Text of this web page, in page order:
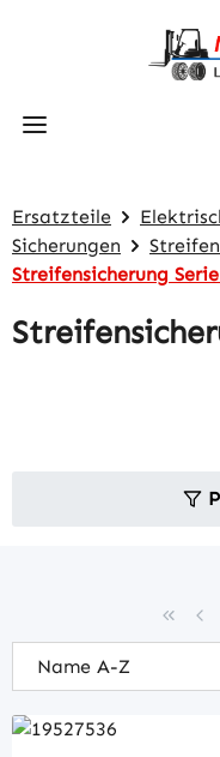
Zum Hauptinhalt
Ersatzteile
Sicherungen
Streifensicherung